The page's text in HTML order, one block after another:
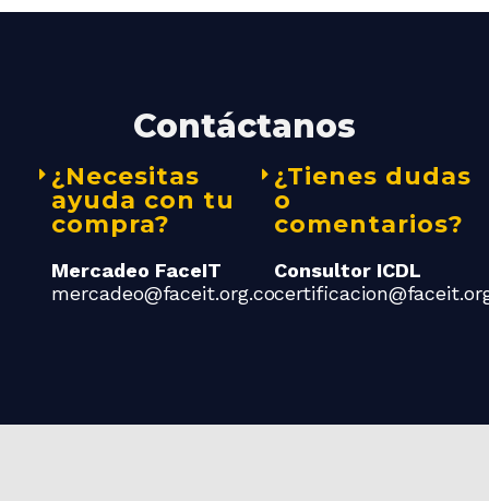
Contáctanos
¿Necesitas
ayuda con tu
compra?
Mercadeo FaceIT
mercadeo@faceit.org.co
¿Tienes dudas
o
comentarios?
Consultor ICDL